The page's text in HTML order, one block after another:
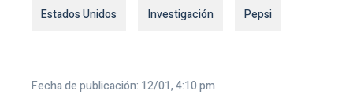
Estados Unidos Investigación Pepsi
Fecha de publicación: 12/01, 4:10 pm